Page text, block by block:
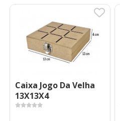
Caixa Jogo Da Velha
13X13X4